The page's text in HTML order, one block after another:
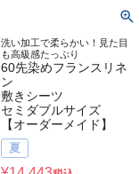
洗い加工で柔らかい！見た目
も高級感たっぷり
60先染めフランスリネ
ン
敷きシーツ
セミダブルサイズ
【オーダーメイド】
夏